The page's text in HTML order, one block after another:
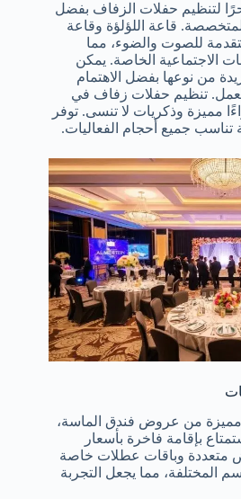
لتنظيم حفلات الزفاف بفضل
قاعة اللؤلؤة وقاعة
متقدمة للصوت والضوء، مما
الاجتماعية الخاصة. يمكن
من نوعها بفضل الاهتمام
تنظيم حفلات زفاف في
مميزة وذكريات لا تنسى. توفر
تناسب جميع أحجام الفعاليات.
من عروض فندق الماسة،
بإقامة فاخرة بأسعار
متعددة وباقات عطلات خاصة
المختلفة، مما يجعل التجربة